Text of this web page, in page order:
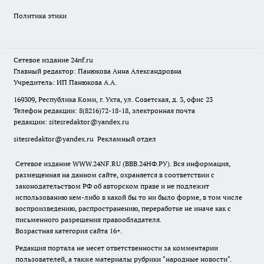
Политика этики
Сетевое издание 24nf.ru
Главный редактор: Панюкова Анна Александровна
Учредитель: ИП Панюкова А.А.
169309, Республика Коми, г. Ухта, ул. Советская, д. 3, офис 23
Телефон редакции: 8(8216)72-18-18, электронная почта
редакции: sitesredaktor@yandex.ru
sitesredaktor@yandex.ru Рекламный отдел
Сетевое издание WWW.24NF.RU (ВВВ.24НФ.РУ). Вся информация,
размещенная на данном сайте, охраняется в соответствии с
законодательством РФ об авторском праве и не подлежит
использованию кем-либо в какой бы то ни было форме, в том числе
воспроизведению, распространению, переработке не иначе как с
письменного разрешения правообладателя.
Возрастная категория сайта 16+.
Редакция портала не несет ответственности за комментарии
пользователей, а также материалы рубрики "народные новости".